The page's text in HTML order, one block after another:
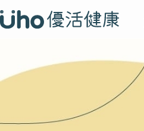
黏 守護腺在 疫情保衛戰